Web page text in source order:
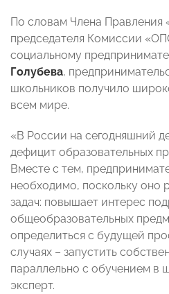
По словам Члена
председателя Комиссии
социальному
Голубева,
школьников получило
всем мире.
«В России на сегодняшний
дефицит образовательных
Вместе с тем,
необходимо, поскольку оно
задач: повышает интерес
общеобразовательных
определиться с будущей
случаях – запустить
параллельно с обучением в
эксперт.